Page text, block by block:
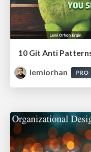
10 Git Anti
lemiorhan
PRO